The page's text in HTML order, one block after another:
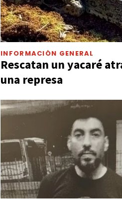
INFORMACIÓN GENERAL
Rescatan un yacaré
una represa